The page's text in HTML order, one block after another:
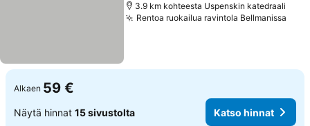
3.9 km kohteesta Uspenskin katedraali
Rentoa ruokailua ravintola Bellmanissa
Alkaen 59 €
Näytä hinnat 15 sivustolta Katso hinnat